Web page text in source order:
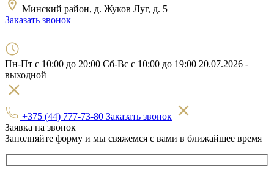
Минский район, д. Жуков Луг, д. 5
Заказать звонок
Пн-Пт с 10:00 до 20:00 Сб-Вс с 10:00 до 19:00 20.07.2026 -
выходной
+375 (44) 777-73-80 Заказать звонок
Заявка на звонок
Заполняйте форму и мы свяжемся с вами в ближайшее время